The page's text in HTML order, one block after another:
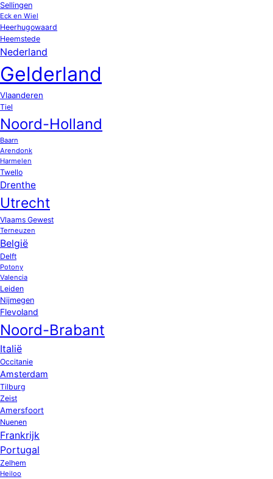
Sellingen
Eck en Wiel
Heerhugowaard
Heemstede
Nederland
Gelderland
Vlaanderen
Tiel
Noord-Holland
Baarn
Arendonk
Harmelen
Twello
Drenthe
Utrecht
Vlaams Gewest
Terneuzen
België
Delft
Potony
Valencia
Leiden
Nijmegen
Flevoland
Noord-Brabant
Italië
Occitanie
Amsterdam
Tilburg
Zeist
Amersfoort
Nuenen
Frankrijk
Portugal
Zelhem
Heiloo